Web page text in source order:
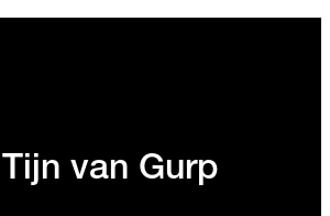
Tijn van Gurp